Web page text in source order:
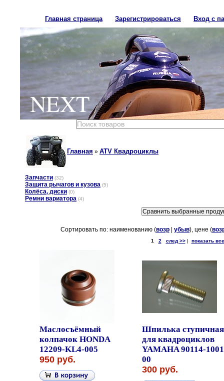
Главная страница Зарегистрироваться Вход с
NEXT
Главная » ATV Квадроциклы
Запчасти (32)
Защита рычагов и кузова (5)
Колёса, диски (0)
Ремни вариатора (4)
Сортировать по: наименованию (возр| убыв), цене (
1 2 след >>| показать все
Маслосъёмный
колпачок HONDA
12209-KL4-005
950 руб.
Шпилька ступичная
для квадроциклов
YAMAHA 90114-
00
300 руб.